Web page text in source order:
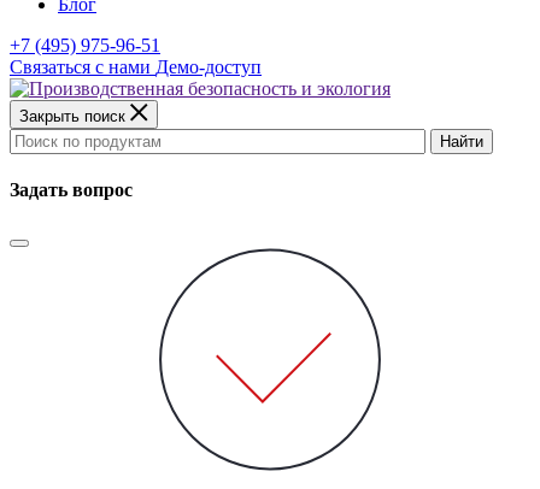
+7 (495) 975-96-51
Связаться с нами Демо-доступ
Закрыть поиск
Найти
Задать вопрос